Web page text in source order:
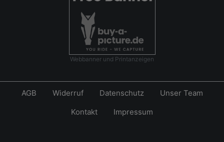
Webbanner und Printanzeigen
AGB Widerruf Datenschutz
Unser Team
Kontakt
Impressum